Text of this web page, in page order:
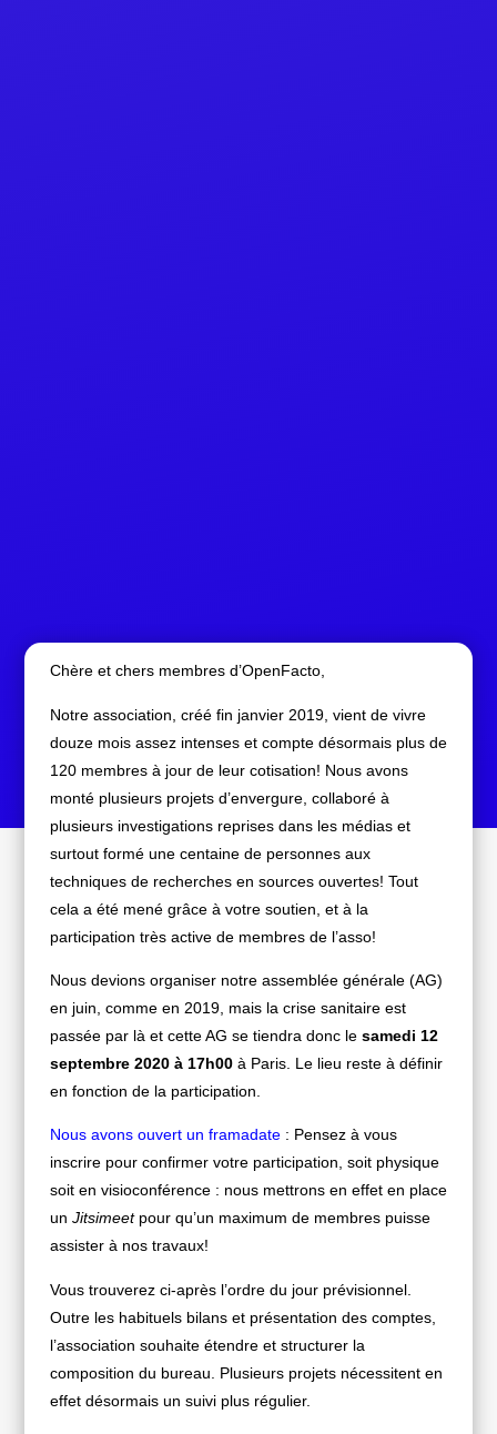
Chère et chers membres d’OpenFacto,
Notre association, créé fin janvier 2019, vient de vivre
douze mois assez intenses et compte désormais plus de
120 membres à jour de leur cotisation! Nous avons
monté plusieurs projets d’envergure, collaboré à
plusieurs investigations reprises dans les médias et
surtout formé une centaine de personnes aux
techniques de recherches en sources ouvertes! Tout
cela a été mené grâce à votre soutien, et à la
participation très active de membres de l’asso!
Nous devions organiser notre assemblée générale (AG)
en juin, comme en 2019, mais la crise sanitaire est
passée par là et cette AG se tiendra donc le samedi 12
septembre 2020 à 17h00à Paris. Le lieu reste à définir
en fonction de la participation.
Nous avons ouvert un framadate: Pensez à vous
inscrire pour confirmer votre participation, soit physique
soit en visioconférence : nous mettrons en effet en place
un Jitsimeetpour qu’un maximum de membres puisse
assister à nos travaux!
Vous trouverez ci-après l’ordre du jour prévisionnel.
Outre les habituels bilans et présentation des comptes,
l’association souhaite étendre et structurer la
composition du bureau. Plusieurs projets nécessitent en
effet désormais un suivi plus régulier.